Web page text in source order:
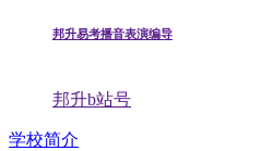
邦升易考播音表演编导
邦升b站号
学校简介